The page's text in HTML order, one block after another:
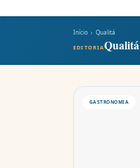
Início › Qualitá
EDITORIAQualitá
GASTRONOMIA